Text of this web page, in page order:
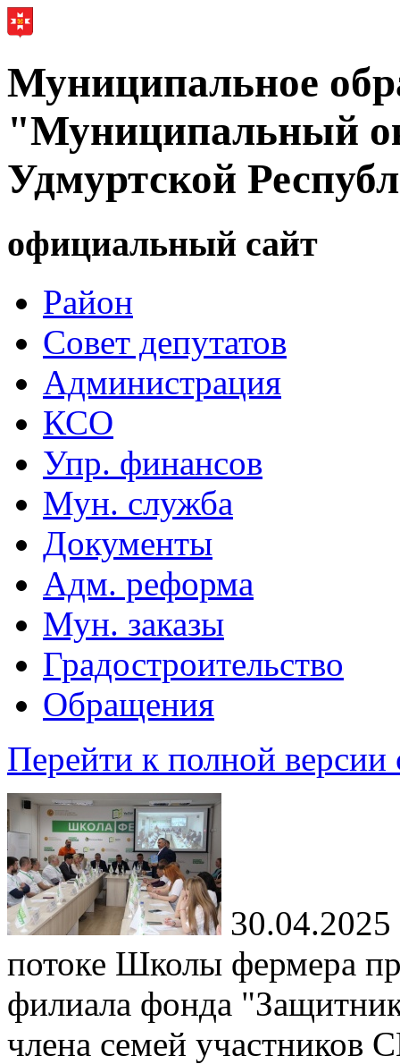
Муниципальное
"Муниципальный
Удмуртской
официальный сайт
Район
Совет депутатов
Администрация
КСО
Упр. финансов
Мун. служба
Документы
Адм. реформа
Мун. заказы
Градостроительство
Обращения
Перейти к полной версии
30.04.2025
потоке Школы фермера
филиала фонда
члена семей участников